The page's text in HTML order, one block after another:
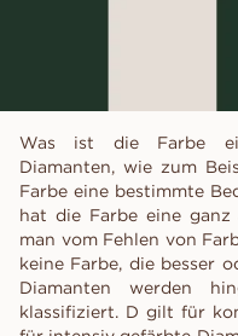
Was ist die Farbe
Diamanten, wie zum
Farbe eine bestimmte
hat die Farbe eine ganz
man vom Fehlen von
keine Farbe, die besser
Diamanten werden
klassifiziert. D gilt für